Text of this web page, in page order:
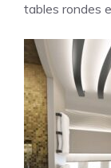
tables rondes